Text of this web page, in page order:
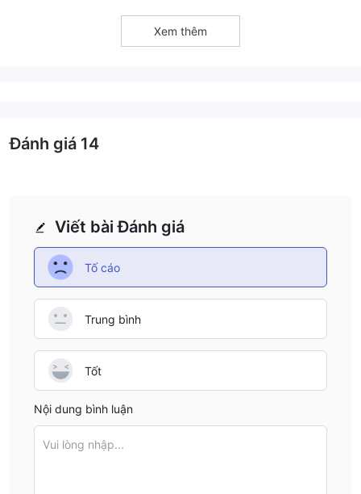
Xem thêm
Viết bài Đánh giá
Tố cáo
Trung bình
Tốt
Nội dung bình luận
Vui lòng nhập...
Đánh giá 14